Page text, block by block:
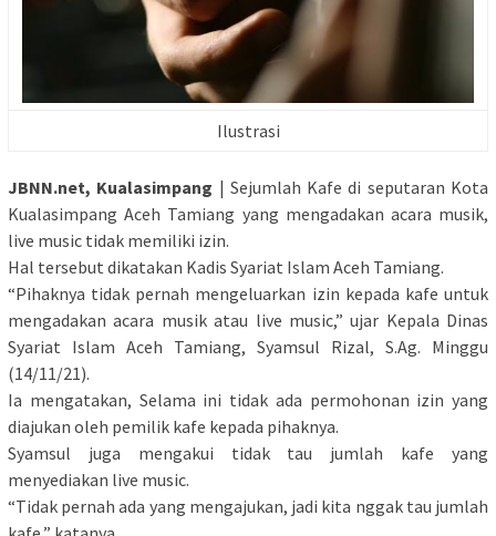
Ilustrasi
JBNN.net, Kualasimpang | Sejumlah Kafe di seputaran Kota
Kualasimpang Aceh Tamiang yang mengadakan acara musik,
live music tidak memiliki izin.
Hal tersebut dikatakan Kadis Syariat Islam Aceh Tamiang.
“Pihaknya tidak pernah mengeluarkan izin kepada kafe untuk
mengadakan acara musik atau live music,” ujar Kepala Dinas
Syariat Islam Aceh Tamiang, Syamsul Rizal, S.Ag. Minggu
(14/11/21).
Ia mengatakan, Selama ini tidak ada permohonan izin yang
diajukan oleh pemilik kafe kepada pihaknya.
Syamsul juga mengakui tidak tau jumlah kafe yang
menyediakan live music.
“Tidak pernah ada yang mengajukan, jadi kita nggak tau jumlah